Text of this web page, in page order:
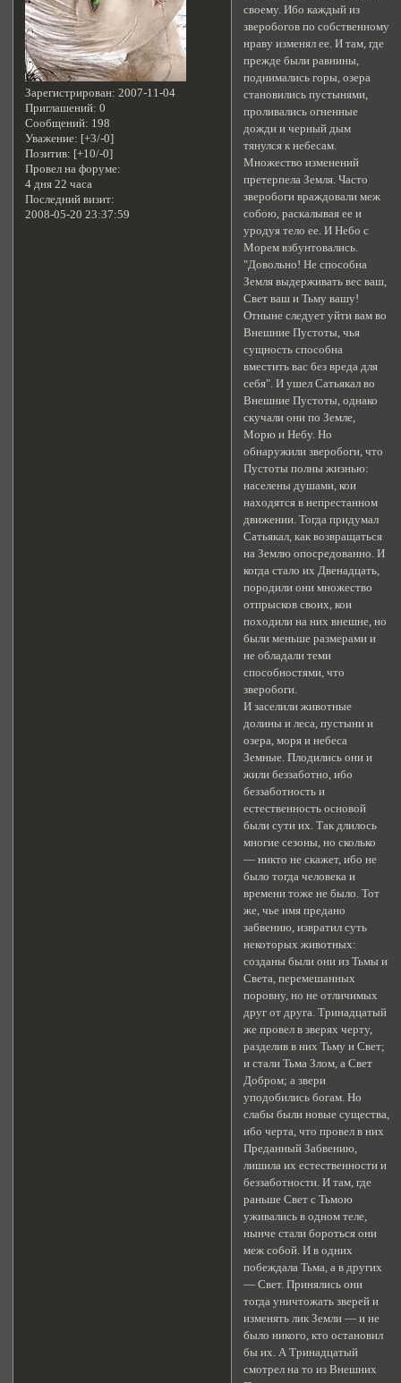
Зарегистрирован: 2007-11-04
Приглашений: 0
Сообщений: 198
Уважение: [+3/-0]
Позитив: [+10/-0]
Провел на форуме:
4 дня 22 часа
Последний визит:
2008-05-20 23:37:59
своему. Ибо каждый из
зверобогов по собственному
нраву изменял ее. И там, где
прежде были равнины,
поднимались горы, озера
становились пустынями,
проливались огненные
дожди и черный дым
тянулся к небесам.
Множество изменений
претерпела Земля. Часто
зверобоги враждовали меж
собою, раскалывая ее и
уродуя тело ее. И Небо с
Морем взбунтовались.
"Довольно! Не способна
Земля выдерживать вес ваш,
Свет ваш и Тьму вашу!
Отныне следует уйти вам во
Внешние Пустоты, чья
сущность способна
вместить вас без вреда для
себя". И ушел Сатьякал во
Внешние Пустоты, однако
скучали они по Земле,
Морю и Небу. Но
обнаружили зверобоги, что
Пустоты полны жизнью:
населены душами, кои
находятся в непрестанном
движении. Тогда придумал
Сатьякал, как возвращаться
на Землю опосредованно. И
когда стало их Двенадцать,
породили они множество
отпрысков своих, кои
походили на них внешне, но
были меньше размерами и
не обладали теми
способностями, что
зверобоги.
И заселили животные
долины и леса, пустыни и
озера, моря и небеса
Земные. Плодились они и
жили беззаботно, ибо
беззаботность и
естественность основой
были сути их. Так длилось
многие сезоны, но сколько
— никто не скажет, ибо не
было тогда человека и
времени тоже не было. Тот
же, чье имя предано
забвению, извратил суть
некоторых животных:
созданы были они из Тьмы и
Света, перемешанных
поровну, но не отличимых
друг от друга. Тринадцатый
же провел в зверях черту,
разделив в них Тьму и Свет;
и стали Тьма Злом, а Свет
Добром; а звери
уподобились богам. Но
слабы были новые существа,
ибо черта, что провел в них
Преданный Забвению,
лишила их естественности и
беззаботности. И там, где
раньше Свет с Тьмою
уживались в одном теле,
нынче стали бороться они
меж собой. И в одних
побеждала Тьма, а в других
— Свет. Принялись они
тогда уничтожать зверей и
изменять лик Земли — и не
было никого, кто остановил
бы их. А Тринадцатый
смотрел на то из Внешних